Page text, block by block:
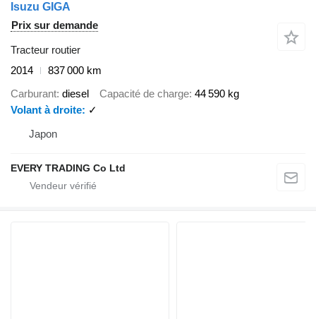
Isuzu GIGA
Prix sur demande
Tracteur routier
2014
837 000 km
Carburant diesel Capacité de charge 44 590 kg
Volant à droite
✓
Japon
EVERY TRADING Co Ltd